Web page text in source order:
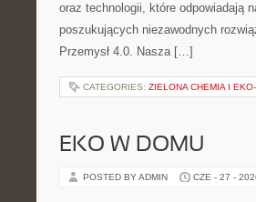
oraz technologii, które odpowiadają
poszukujących niezawodnych
Przemysł 4.0. Nasza […]
CATEGORIES: ZIELONA CHEMIA I
EKO W DOMU
POSTED BY ADMIN CZE - 27 -